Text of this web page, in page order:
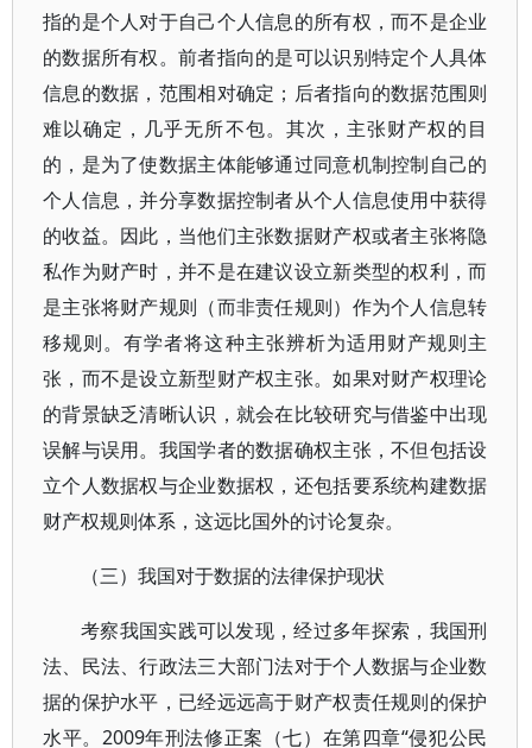
指的是个人对于自己个人信息的所有权，而不是企业
的数据所有权。前者指向的是可以识别特定个人具体
信息的数据，范围相对确定；后者指向的数据范围则
难以确定，几乎无所不包。其次，主张财产权的目
的，是为了使数据主体能够通过同意机制控制自己的
个人信息，并分享数据控制者从个人信息使用中获得
的收益。因此，当他们主张数据财产权或者主张将隐
私作为财产时，并不是在建议设立新类型的权利，而
是主张将财产规则（而非责任规则）作为个人信息转
移规则。有学者将这种主张辨析为适用财产规则主
张，而不是设立新型财产权主张。如果对财产权理论
的背景缺乏清晰认识，就会在比较研究与借鉴中出现
误解与误用。我国学者的数据确权主张，不但包括设
立个人数据权与企业数据权，还包括要系统构建数据
财产权规则体系，这远比国外的讨论复杂。
（三）我国对于数据的法律保护现状
考察我国实践可以发现，经过多年探索，我国刑
法、民法、行政法三大部门法对于个人数据与企业数
据的保护水平，已经远远高于财产权责任规则的保护
水平。2009年刑法修正案（七）在第四章“侵犯公民